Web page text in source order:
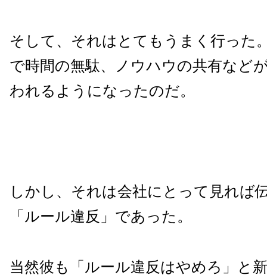
そして、それはとてもうまく行った
で時間の無駄、ノウハウの共有など
われるようになったのだ。
しかし、それは会社にとって見れば
「ルール違反」であった。
当然彼も「ルール違反はやめろ」と